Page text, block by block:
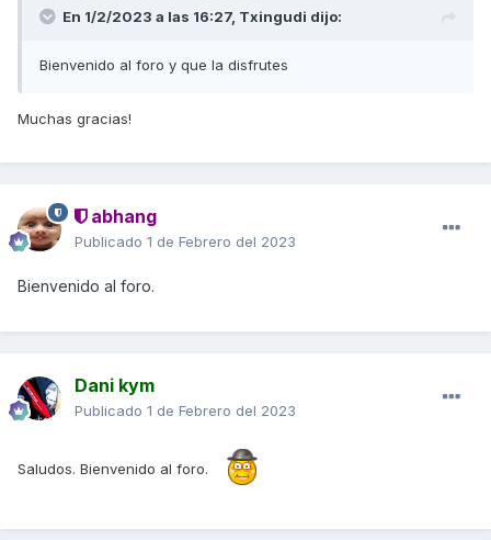
En 1/2/2023 a las 16:27, Txingudi dijo:
Bienvenido al foro y que la disfrutes
Muchas gracias!
abhang
Publicado 1 de Febrero del 2023
Bienvenido al foro.
Dani kym
Publicado 1 de Febrero del 2023
Saludos. Bienvenido al foro.